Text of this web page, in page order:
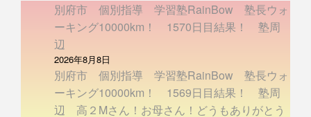
別府市 個別指導 学習塾RainBow 塾長ウォ
ーキング10000km！ 1570日目結果！ 塾周
辺
2026年8月8日
別府市 個別指導 学習塾RainBow 塾長ウォ
ーキング10000km！ 1569日目結果！ 塾周
辺 高２Mさん！お母さん！どうもありがとう